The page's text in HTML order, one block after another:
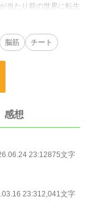
当たり前の世界に転生
な脳筋に育ってい
。筋肉は裏切らな
い手として優秀らし
病全開の呪文を唱え
二病度が高くなればな
には恥ずかしくて仕
脳筋 チート
感想
23:12875文字
23:312,041文字